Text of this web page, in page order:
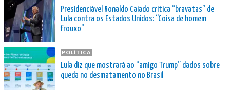
Presidenciável Ronaldo Caiado critica “bravatas” de
Lula contra os Estados Unidos: “Coisa de homem
frouxo”
POLÍTICA
Lula diz que mostrará ao “amigo Trump” dados sobre
queda no desmatamento no Brasil